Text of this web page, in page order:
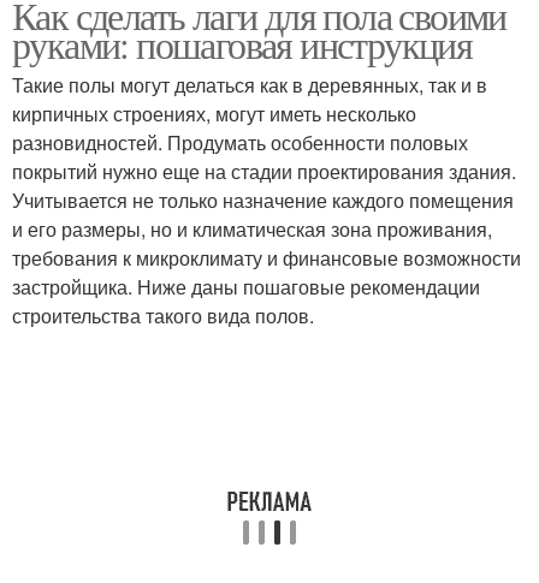
Как сделать лаги для пола своими
руками: пошаговая инструкция
Такие полы могут делаться как в деревянных, так и в
кирпичных строениях, могут иметь несколько
разновидностей. Продумать особенности половых
покрытий нужно еще на стадии проектирования здания.
Учитывается не только назначение каждого помещения
и его размеры, но и климатическая зона проживания,
требования к микроклимату и финансовые возможности
застройщика. Ниже даны пошаговые рекомендации
строительства такого вида полов.